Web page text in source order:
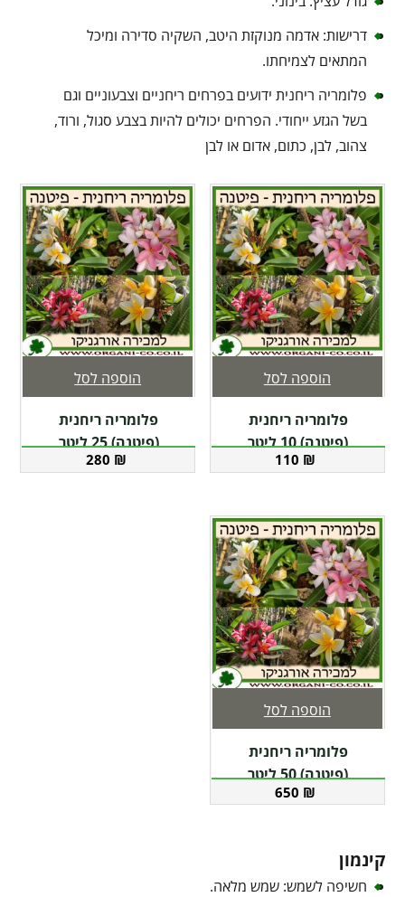
דרישות: אדמה מנוקזת היטב, השקיה סדירה ומיכל
המתאים לצמיחתו.
פלומריה ריחנית ידועים בפרחים ריחניים וצבעוניים וגם
בשל הגזע ייחודי. הפרחים יכולים להיות בצבע סגול, ורוד,
צהוב, לבן, כתום, אדום או לבן
פלומריה ריחנית
(פיטנה) 10 ליטר
110 ₪
הוספה לסל
פלומריה ריחנית
(פיטנה) 25 ליטר
280 ₪
הוספה לסל
פלומריה ריחנית
(פיטנה) 50 ליטר
650 ₪
הוספה לסל
קינמון
חשיפה לשמש: שמש מלאה.